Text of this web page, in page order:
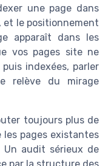
une page dans
et le positionnement
apparaît dans les
vos pages site ne
indexées, parler
relève du mirage
toujours plus de
pages existantes
Un audit sérieux de